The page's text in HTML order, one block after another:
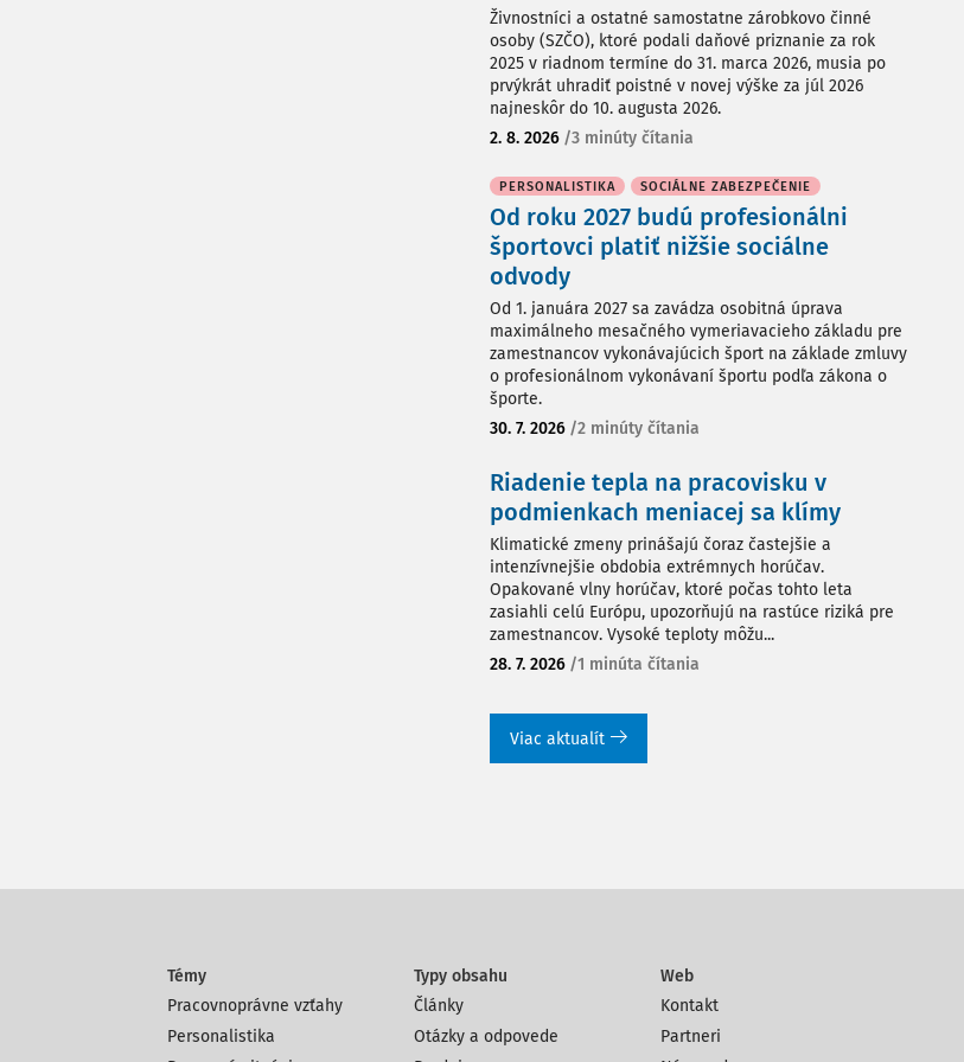
Živnostníci a ostatné samostatne zárobkovo činné
osoby (SZČO), ktoré podali daňové priznanie za rok
2025 v riadnom termíne do 31. marca 2026, musia po
prvýkrát uhradiť poistné v novej výške za júl 2026
najneskôr do 10. augusta 2026.
2. 8. 2026 /3 minúty čítania
PERSONALISTIKA SOCIÁLNE ZABEZPEČENIE
Od roku 2027 budú profesionálni
športovci platiť nižšie sociálne
odvody
Od 1. januára 2027 sa zavádza osobitná úprava
maximálneho mesačného vymeriavacieho základu pre
zamestnancov vykonávajúcich šport na základe zmluvy
o profesionálnom vykonávaní športu podľa zákona o
športe.
30. 7. 2026 /2 minúty čítania
Riadenie tepla na pracovisku v
podmienkach meniacej sa klímy
Klimatické zmeny prinášajú čoraz častejšie a
intenzívnejšie obdobia extrémnych horúčav.
Opakované vlny horúčav, ktoré počas tohto leta
zasiahli celú Európu, upozorňujú na rastúce riziká pre
zamestnancov. Vysoké teploty môžu...
28. 7. 2026 /1 minúta čítania
Viac aktualít
Témy
Pracovnoprávne vzťahy
Personalistika
Typy obsahu
Články
Otázky a odpovede
Web
Kontakt
Partneri